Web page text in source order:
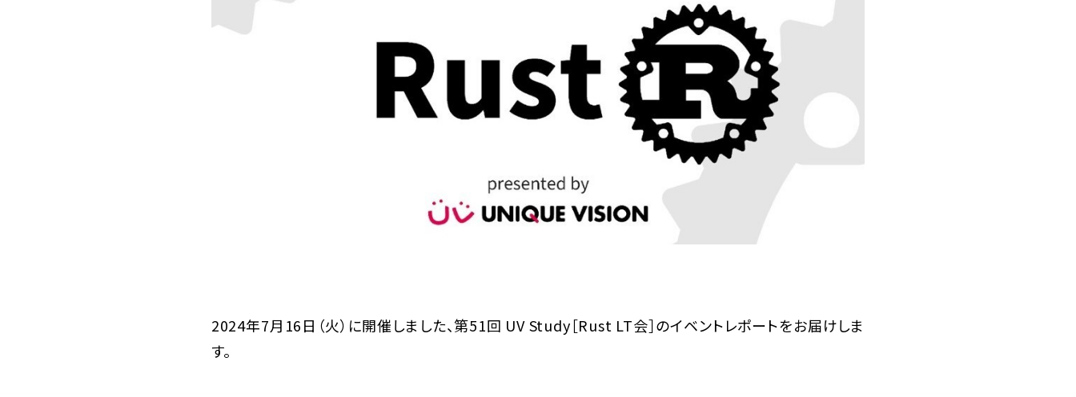
2024年7月16日（火）に開催しました、第51回 UV Study［Rust LT会］のイベントレポートをお届けしま
す。